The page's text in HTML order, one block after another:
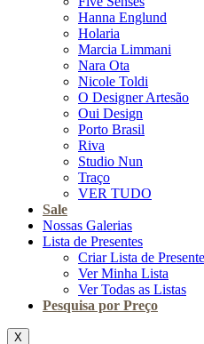
Hanna Englund
Holaria
Marcia Limmani
Nara Ota
Nicole Toldi
O Designer Artesão
Oui Design
Porto Brasil
Riva
Studio Nun
Traço
VER TUDO
Sale
Nossas Galerias
Lista de Presentes
Criar Lista de
Ver Minha Lista
Ver Todas as Listas
Pesquisa por Preço
X